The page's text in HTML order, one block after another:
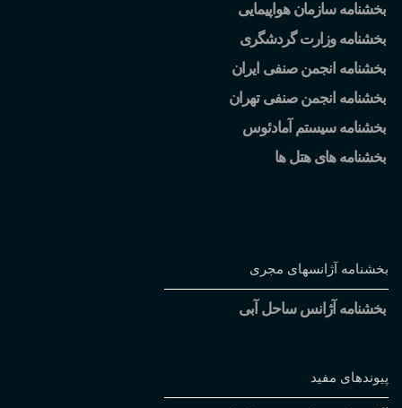
بخشنامه سازمان هواپیمایی
بخشنامه وزارت گردشگری
بخشنامه انجمن صنفی ایران
بخشنامه انجمن صنفی تهران
بخشنامه سیستم آمادئوس
بخشنامه های هتل ها
بخشنامه آژانسهای مجری
بخشنامه آژانس ساحل آبی
پیوندهای مفید